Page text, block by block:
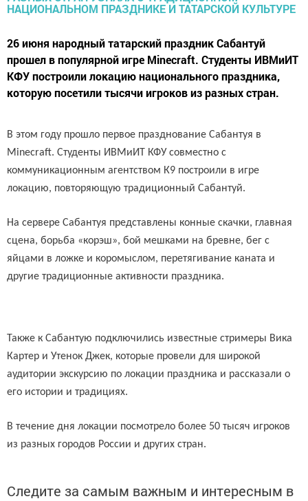
26 июня народный татарский праздник Сабантуй
прошел в популярной игре Minecraft. Студенты ИВМиИТ
КФУ построили локацию национального праздника,
которую посетили тысячи игроков из разных стран.
В этом году прошло первое празднование Сабантуя в
Minecraft. Cтуденты ИВМиИТ КФУ совместно с
коммуникационным агентством К9 построили в игре
локацию, повторяющую традиционный Сабантуй.
На сервере Сабантуя представлены конные скачки, главная
сцена, борьба «корэш», бой мешками на бревне, бег с
яйцами в ложке и коромыслом, перетягивание каната и
другие традиционные активности праздника.
Также к Сабантую подключились известные стримеры Вика
Картер и Утенок Джек, которые провели для широкой
аудитории экскурсию по локации праздника и рассказали о
его истории и традициях.
В течение дня локации посмотрело более 50 тысяч игроков
из разных городов России и других стран.
Следите за самым важным и интересным в